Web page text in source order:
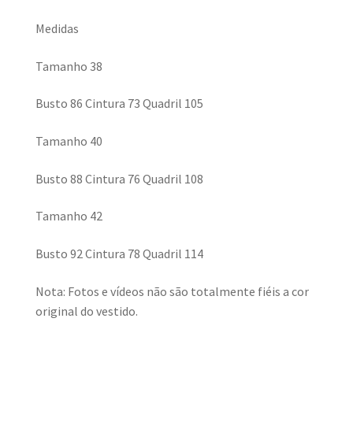
Medidas
Tamanho 38
Busto 86 Cintura 73 Quadril 105
Tamanho 40
Busto 88 Cintura 76 Quadril 108
Tamanho 42
Busto 92 Cintura 78 Quadril 114
Nota: Fotos e vídeos não são totalmente fiéis a cor
original do vestido.